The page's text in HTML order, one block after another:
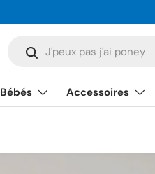
Recherche
Rechercher
Bébés Accessoires